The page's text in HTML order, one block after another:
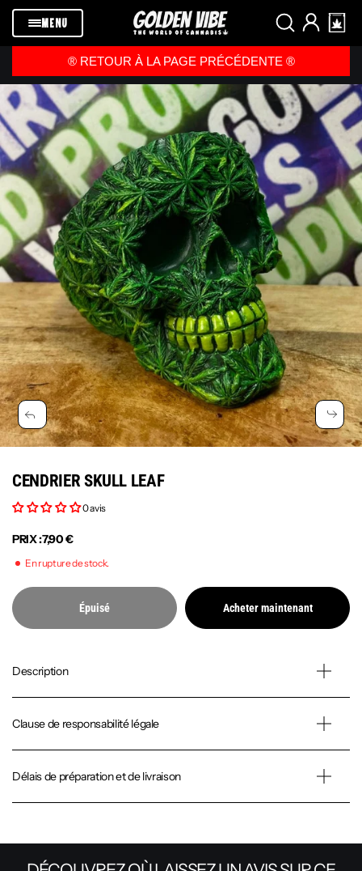
Passer au
contenuMENU
®️ RETOUR À LA PAGE PRÉCÉDENTE ®️
CENDRIER SKULL LEAF
0 avis
PRIX :7,90 €
En rupture de stock.
Épuisé Acheter maintenant
Description
Clause de responsabilité légale
Délais de préparation et de livraison